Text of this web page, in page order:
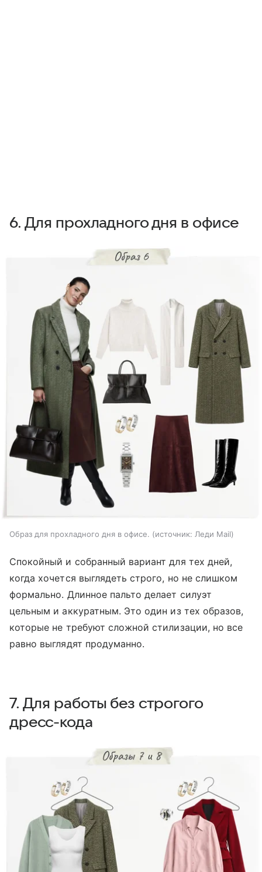
6. Для прохладного дня в офисе
Образ для прохладного дня в офисе. источник: Леди Mail
Спокойный и собранный вариант для тех дней,
когда хочется выглядеть строго, но не слишком
формально. Длинное пальто делает силуэт
цельным и аккуратным. Это один из тех образов,
которые не требуют сложной стилизации, но все
равно выглядят продуманно.
7. Для работы без строгого
дресс-кода